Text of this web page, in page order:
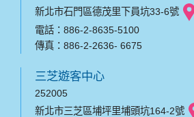
新北市石門區德茂里下員坑33-6號
電話：886-2-8635-5100
傳真：886-2-2636- 6675
三芝遊客中心
252005
新北市三芝區埔坪里埔頭坑164-2號